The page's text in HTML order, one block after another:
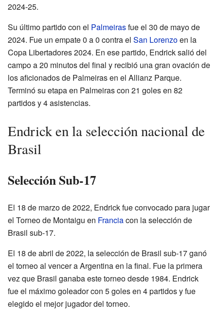
2024-25.
Su último partido con el Palmeirasfue el 30 de mayo de
2024. Fue un empate 0 a 0 contra el San Lorenzoen la
Copa Libertadores 2024. En ese partido, Endrick salió del
campo a 20 minutos del final y recibió una gran ovación de
los aficionados de Palmeiras en el Allianz Parque.
Terminó su etapa en Palmeiras con 21 goles en 82
partidos y 4 asistencias.
Endrick en la selección nacional de
Brasil
Selección Sub-17
El 18 de marzo de 2022, Endrick fue convocado para jugar
el Torneo de Montaigu en Franciacon la selección de
Brasil sub-17.
El 18 de abril de 2022, la selección de Brasil sub-17 ganó
el torneo al vencer a Argentina en la final. Fue la primera
vez que Brasil ganaba este torneo desde 1984. Endrick
fue el máximo goleador con 5 goles en 4 partidos y fue
elegido el mejor jugador del torneo.